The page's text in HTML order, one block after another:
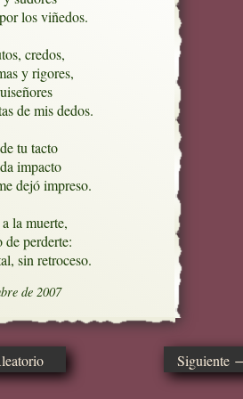
los viñedos.
credos,
y rigores,
de mis dedos.
tu tacto
impacto
dejó impreso.
la muerte,
de perderte:
sin retroceso.
de 2007
Siguiente